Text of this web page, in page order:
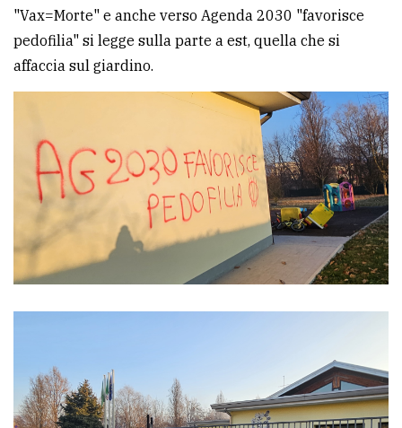
"Vax=Morte" e anche verso Agenda 2030 "favorisce
pedofilia" si legge sulla parte a est, quella che si
affaccia sul giardino.